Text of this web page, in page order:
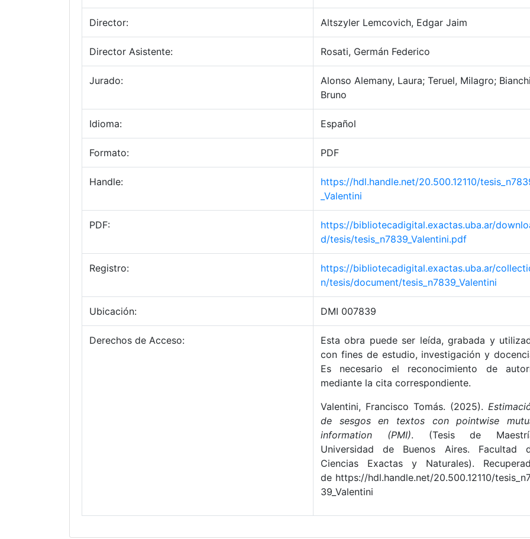
Director: Altszyler Lemcovich, Edgar Jaim
Director Asistente: Rosati, Germán Federico
Jurado:
Alonso Alemany, Laura; Teruel, Milagro;
Bruno
Idioma: Español
Formato: PDF
Handle:
https://hdl.handle.net/20.500.12110/
_Valentini
PDF:
https://bibliotecadigital.exactas.uba.ar/
d/tesis/tesis_n7839_Valentini.pdf
Registro:
https://bibliotecadigital.exactas.uba.ar/
n/tesis/document/tesis_n7839_Valentini
Ubicación: DMI 007839
Derechos de Acceso:
Esta obra puede ser leída, grabada y
con fines de estudio, investigación y
Es necesario el reconocimiento de
mediante la cita correspondiente.
Valentini, Francisco Tomás. (2025).
de sesgos en textos con pointwise
information (PMI). (Tesis de
Universidad de Buenos Aires. Facultad
Ciencias Exactas y Naturales).
de https://hdl.handle.net/20.500.12110/
39_Valentini